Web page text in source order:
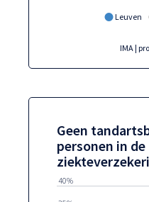
Leuven
IMA |
Geen
personen in de
40%